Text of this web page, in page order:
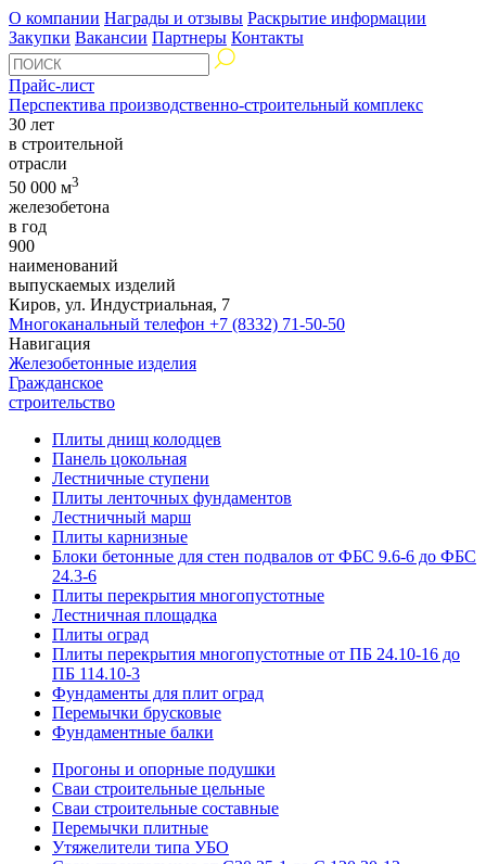
О компании Награды и отзывы Раскрытие информации
Закупки Вакансии Партнеры Контакты
Прайс-лист
Перспектива производственно-строительный комплекс
30 лет
в строительной
отрасли
50 000 м3
железобетона
в год
900
наименований
выпускаемых изделий
Киров, ул. Индустриальная, 7
Многоканальный телефон +7 (8332) 71-50-50
Навигация
Железобетонные изделия
Гражданское
строительство
Плиты днищ колодцев
Панель цокольная
Лестничные ступени
Плиты ленточных фундаментов
Лестничный марш
Плиты карнизные
Блоки бетонные для стен подвалов от ФБС 9.6-6 до ФБС
24.3-6
Плиты перекрытия многопустотные
Лестничная площадка
Плиты оград
Плиты перекрытия многопустотные от ПБ 24.10-16 до
ПБ 114.10-3
Фундаменты для плит оград
Перемычки брусковые
Фундаментные балки
Прогоны и опорные подушки
Сваи строительные цельные
Сваи строительные составные
Перемычки плитные
Утяжелители типа УБО